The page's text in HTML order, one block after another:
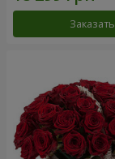
Заказать